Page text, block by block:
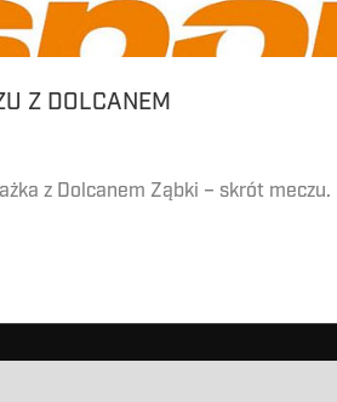
Z DOLCANEM
z Dolcanem Ząbki – skrót meczu.